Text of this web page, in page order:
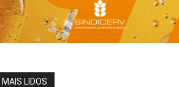
MAIS LIDOS